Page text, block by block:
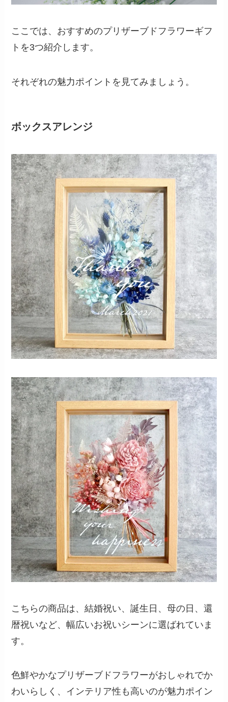
ここでは、おすすめのプリザーブドフラワーギフ
トを3つ紹介します。
それぞれの魅力ポイントを見てみましょう。
ボックスアレンジ
こちらの商品は、結婚祝い、誕生日、母の日、還
暦祝いなど、幅広いお祝いシーンに選ばれていま
す。
色鮮やかなプリザーブドフラワーがおしゃれでか
わいらしく、インテリア性も高いのが魅力ポイン